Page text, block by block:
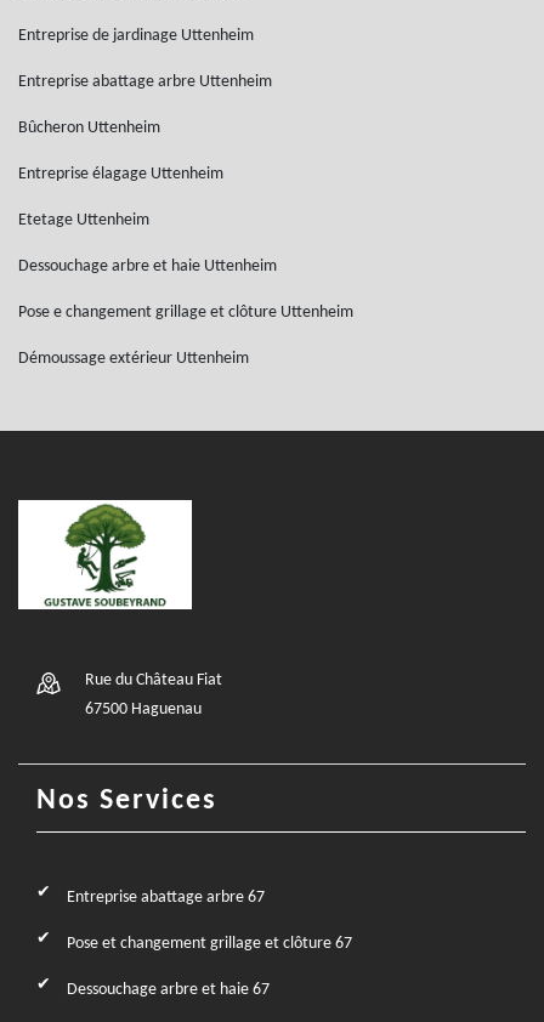
Entreprise de jardinage Uttenheim
Entreprise abattage arbre Uttenheim
Bûcheron Uttenheim
Entreprise élagage Uttenheim
Etetage Uttenheim
Dessouchage arbre et haie Uttenheim
Pose e changement grillage et clôture Uttenheim
Démoussage extérieur Uttenheim
Rue du Château Fiat
67500 Haguenau
Nos Services
Entreprise abattage arbre 67
Pose et changement grillage et clôture 67
Dessouchage arbre et haie 67